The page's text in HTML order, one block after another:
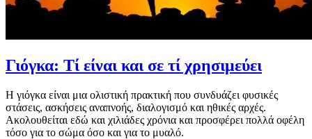
Γιόγκα: Τί είναι και σε τί χρησιμεύει
Η γιόγκα είναι μια ολιστική πρακτική που συνδυάζει φυσικές
στάσεις, ασκήσεις αναπνοής, διαλογισμό και ηθικές αρχές.
Ακολουθείται εδώ και χιλιάδες χρόνια και προσφέρει πολλά οφέλη
τόσο για το σώμα όσο και για το μυαλό.